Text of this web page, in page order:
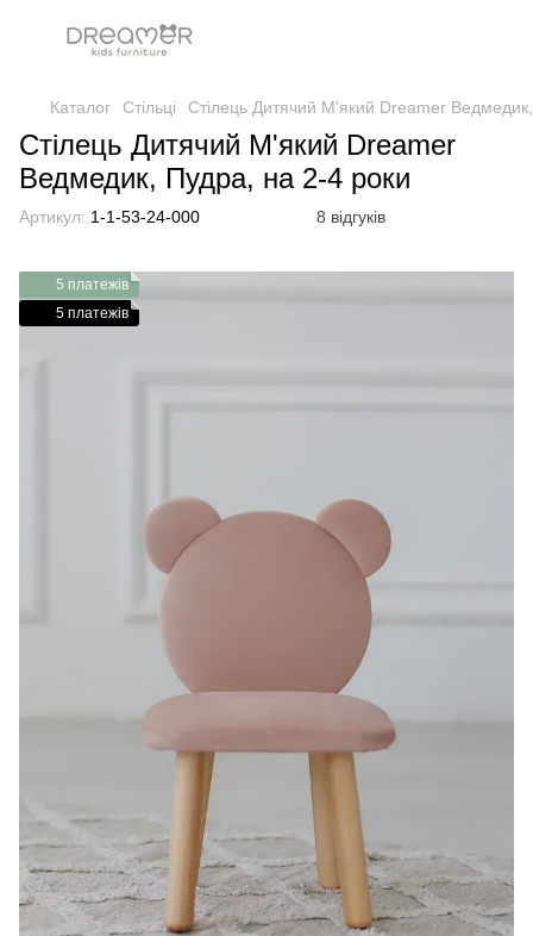
Каталог Стільці Стілець Дитячий М'який Dreamer
Стілець Дитячий М'який Dreamer
Ведмедик, Пудра, на 2-4 роки
Артикул: 1-1-53-24-000 8 відгуків
5 платежів
5 платежів